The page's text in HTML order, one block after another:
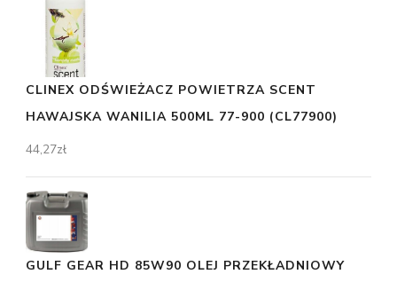
CLINEX ODŚWIEŻACZ POWIETRZA SCENT
HAWAJSKA WANILIA 500ML 77-900 (CL77900)
44,27zł
GULF GEAR HD 85W90 OLEJ PRZEKŁADNIOWY